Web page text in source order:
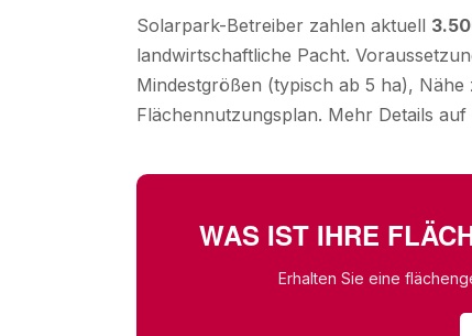
Solarpark-Betreiber zahlen aktuell
landwirtschaftliche Pacht.
Mindestgrößen (typisch ab 5 ha),
Flächennutzungsplan. Mehr Details auf
WAS IST IHRE
Erhalten Sie eine